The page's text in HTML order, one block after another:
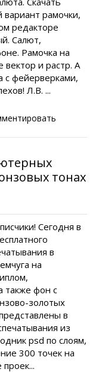
рамочки,
редакторе
Салют,
Рамочка на
и растр. А
с фейерверками,
Л.В. ...
тонах
Сегодня в
в
на
также фон с
золотых
в
из
psd по слоям,
300 точек на